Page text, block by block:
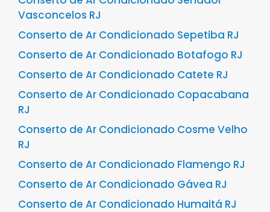
Vasconcelos RJ
Conserto de Ar Condicionado Sepetiba RJ
Conserto de Ar Condicionado Botafogo RJ
Conserto de Ar Condicionado Catete RJ
Conserto de Ar Condicionado Copacabana
RJ
Conserto de Ar Condicionado Cosme Velho
RJ
Conserto de Ar Condicionado Flamengo RJ
Conserto de Ar Condicionado Gávea RJ
Conserto de Ar Condicionado Humaitá RJ